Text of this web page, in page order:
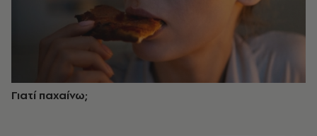
Γιατί παχαίνω;